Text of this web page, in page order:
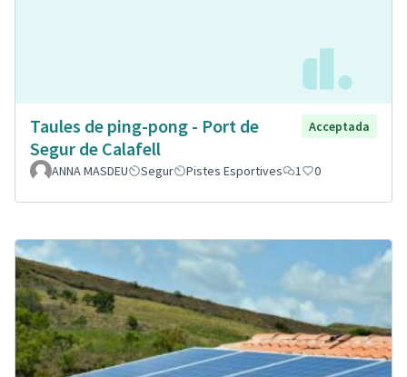
Taules de ping-pong - Port de
Segur de Calafell
Acceptada
ANNA MASDEU Segur Pistes Esportives 1 0